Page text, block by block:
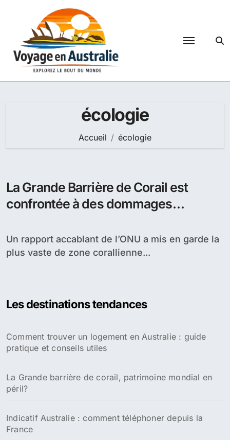
écologie
Accueil écologie
La Grande Barrière de Corail est
confrontée à des dommages
Un rapport accablant de l’ONU a mis en garde la
plus vaste de zone corallienne...
Les destinations tendances
Comment trouver un logement en Australie : guide
pratique et conseils utiles
La Grande barrière de corail, patrimoine mondial en
péril?
Indicatif Australie : comment téléphoner depuis la
France